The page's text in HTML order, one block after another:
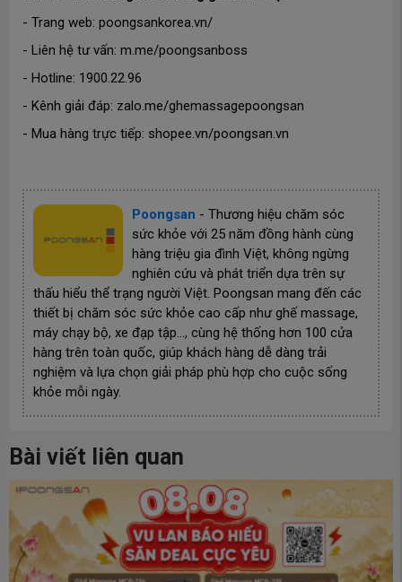
- Trang web: poongsankorea.vn/
- Liên hệ tư vấn: m.me/poongsanboss
- Hotline: 1900.22.96
- Kênh giải đáp: zalo.me/ghemassagepoongsan
- Mua hàng trực tiếp: shopee.vn/poongsan.vn
Poongsan - Thương hiệu chăm sóc
sức khỏe với 25 năm đồng hành cùng
hàng triệu gia đình Việt, không ngừng
nghiên cứu và phát triển dựa trên sự
thấu hiểu thể trạng người Việt. Poongsan mang đến các
thiết bị chăm sóc sức khỏe cao cấp như ghế massage,
máy chạy bộ, xe đạp tập…, cùng hệ thống hơn 100 cửa
hàng trên toàn quốc, giúp khách hàng dễ dàng trải
nghiệm và lựa chọn giải pháp phù hợp cho cuộc sống
khỏe mỗi ngày.
Bài viết liên quan